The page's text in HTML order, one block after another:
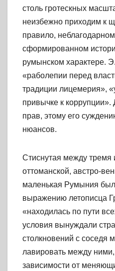
столь гротескных
неизбежно приходим к
правило,
сформированном
румынском характере.
«раболепии перед
традиции лицемерия»,
привычке к коррупции».
прав, этому его
нюансов.
Стиснутая между
оттоманской, австро-
маленькая Румыния
выражению летописца
«находилась по пути
условия вынуждали
столкновений с соседя
лавировать между
зависимости от